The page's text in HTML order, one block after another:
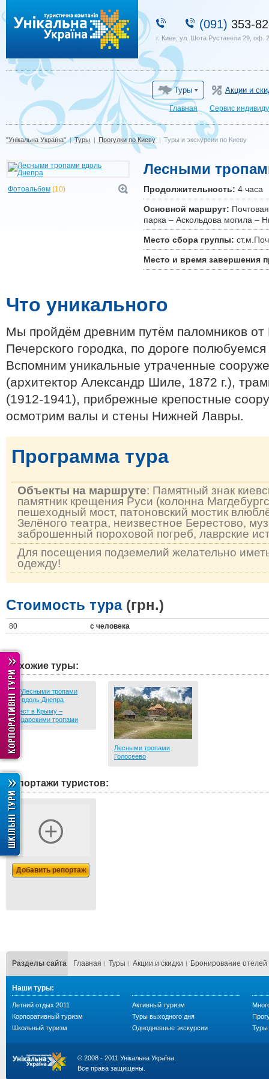
(091) 353-
г. Киев, ул. Шота Руставели 29, оф.
Туры Акции и
Главная Сервис
"Унікальна Україна" | Туры | Прогулки по Киеву | Туры и экскурсии по Киеву
Фотоальбом (10)
Лесными
Продолжительность: 4 часа
Основной маршрут:
парка – Аскольдова могила –
Место сбора группы:
Место и время завершения
Что уникального
Мы пройдём древним путём паломников
Печерского городка, по дороге
Вспомним уникальные утраченные
(архитектор Александр Шиле, 1872 г.),
(1912-1941), прибрежные крепостные
осмотрим валы и стены Нижней Лавры.
Программа тура
Объекты на маршруте: Памятный знак
памятник крещения Руси (колонна
пешеходный мост, патоновский мостик
Зелёного театра, неизвестное Берестово,
заброшенный пороховой погреб, лаврские
Для посещения подземелий желательно
одежду!
Стоимость тура (грн.)
80 с человека
Похожие туры:
Квест в Крыму –
Рыцарскими тропами
Лесными тропами
Голосеево
Репортажи туристов:
Добавить репортаж
Разделы сайта Главная Туры Акции и скидки Бронирование отелей
Наши туры:
Летний отдых 2011
Корпоративный туризм
Школьный туризм
Активный туризм
Туры выходного дня
Однодневные экскурсии
Туры
© 2008 - 2011 Унікальна Україна.
Все права защищены.